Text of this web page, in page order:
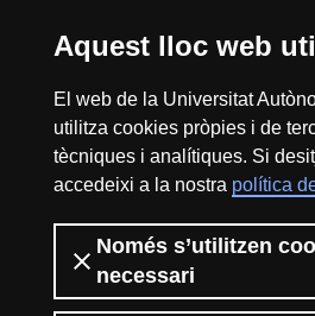
Aquest lloc web
El web de la Universitat
utilitza cookies pròpies i de
tècniques i analítiques. Si
accedeixi a la nostra política
Només s’utilitzen
necessari